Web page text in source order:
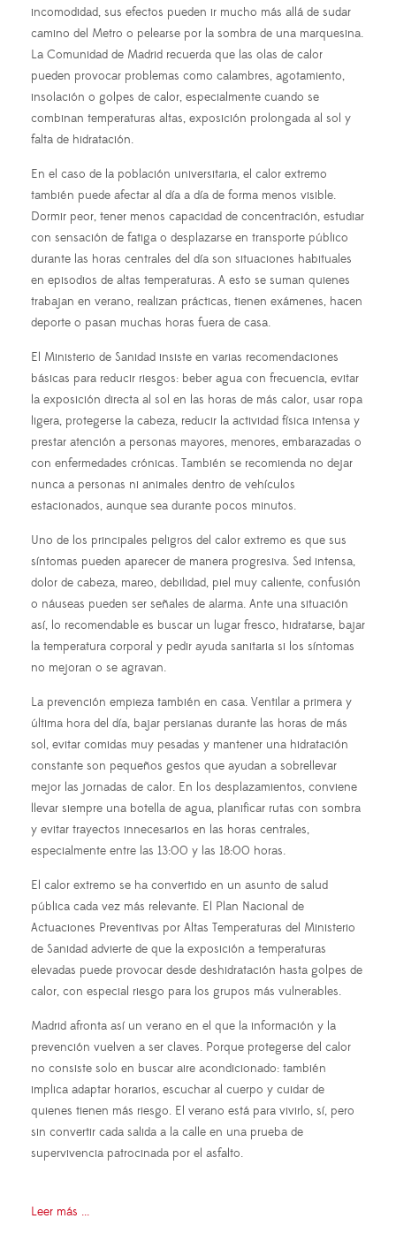
incomodidad, sus efectos pueden ir mucho más allá de sudar
camino del Metro o pelearse por la sombra de una marquesina.
La Comunidad de Madrid recuerda que las olas de calor
pueden provocar problemas como calambres, agotamiento,
insolación o golpes de calor, especialmente cuando se
combinan temperaturas altas, exposición prolongada al sol y
falta de hidratación.
En el caso de la población universitaria, el calor extremo
también puede afectar al día a día de forma menos visible.
Dormir peor, tener menos capacidad de concentración, estudiar
con sensación de fatiga o desplazarse en transporte público
durante las horas centrales del día son situaciones habituales
en episodios de altas temperaturas. A esto se suman quienes
trabajan en verano, realizan prácticas, tienen exámenes, hacen
deporte o pasan muchas horas fuera de casa.
El Ministerio de Sanidad insiste en varias recomendaciones
básicas para reducir riesgos: beber agua con frecuencia, evitar
la exposición directa al sol en las horas de más calor, usar ropa
ligera, protegerse la cabeza, reducir la actividad física intensa y
prestar atención a personas mayores, menores, embarazadas o
con enfermedades crónicas. También se recomienda no dejar
nunca a personas ni animales dentro de vehículos
estacionados, aunque sea durante pocos minutos.
Uno de los principales peligros del calor extremo es que sus
síntomas pueden aparecer de manera progresiva. Sed intensa,
dolor de cabeza, mareo, debilidad, piel muy caliente, confusión
o náuseas pueden ser señales de alarma. Ante una situación
así, lo recomendable es buscar un lugar fresco, hidratarse, bajar
la temperatura corporal y pedir ayuda sanitaria si los síntomas
no mejoran o se agravan.
La prevención empieza también en casa. Ventilar a primera y
última hora del día, bajar persianas durante las horas de más
sol, evitar comidas muy pesadas y mantener una hidratación
constante son pequeños gestos que ayudan a sobrellevar
mejor las jornadas de calor. En los desplazamientos, conviene
llevar siempre una botella de agua, planificar rutas con sombra
y evitar trayectos innecesarios en las horas centrales,
especialmente entre las 13:00 y las 18:00 horas.
El calor extremo se ha convertido en un asunto de salud
pública cada vez más relevante. El Plan Nacional de
Actuaciones Preventivas por Altas Temperaturas del Ministerio
de Sanidad advierte de que la exposición a temperaturas
elevadas puede provocar desde deshidratación hasta golpes de
calor, con especial riesgo para los grupos más vulnerables.
Madrid afronta así un verano en el que la información y la
prevención vuelven a ser claves. Porque protegerse del calor
no consiste solo en buscar aire acondicionado: también
implica adaptar horarios, escuchar al cuerpo y cuidar de
quienes tienen más riesgo. El verano está para vivirlo, sí, pero
sin convertir cada salida a la calle en una prueba de
supervivencia patrocinada por el asfalto.
Leer más ...